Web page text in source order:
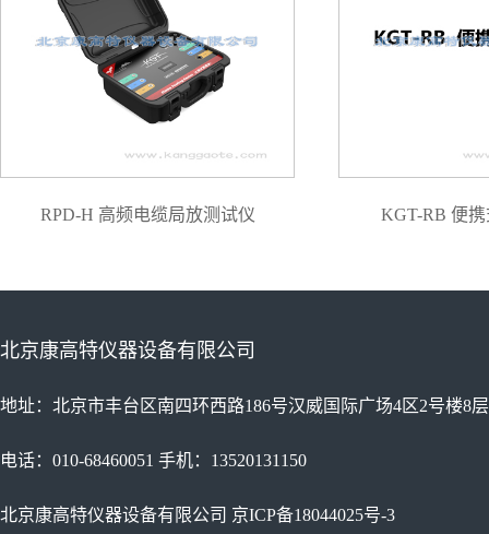
RPD-H 高频电缆局放测试仪 KGT-RB 便
北京康高特仪器设备有限公司
地址：北京市丰台区南四环西路186号汉威国际广场4区2号楼8层
电话：010-68460051 手机：13520131150
北京康高特仪器设备有限公司 京ICP备18044025号-3